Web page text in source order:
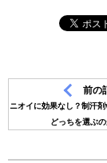
前の
ニオイに効果なし？制汗剤
どっちを選ぶ